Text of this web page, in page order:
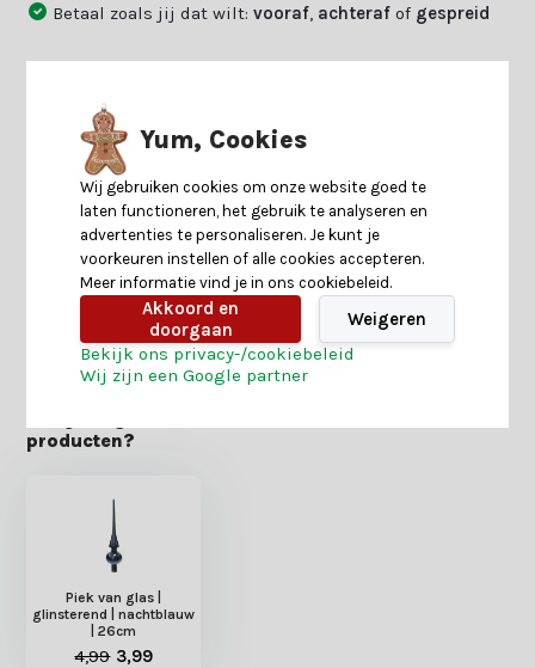
Betaal zoals jij dat wilt:vooraf achteraf of gespreid
Productomschrijving
Specificaties
Reviews
producten?
Piek van glas |
glinsterend | nachtblauw
| 26cm
4,99 3,99
Yum, Cookies
Wij gebruiken cookies om onze website goed te
laten functioneren, het gebruik te analyseren en
advertenties te personaliseren. Je kunt je
voorkeuren instellen of alle cookies accepteren.
Meer informatie vind je in ons cookiebeleid.
Akkoord en
doorgaan
Weigeren
Bekijk ons privacy-/cookiebeleid
Wij zijn een Google partner